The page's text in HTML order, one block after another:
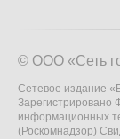
© ООО «Сеть
Сетевое издание
Зарегистрировано
информационных
(Роскомнадзор)